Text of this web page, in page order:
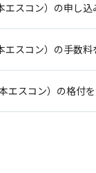
スコン）の申し込
スコン）の手数料
エスコン）の格付を